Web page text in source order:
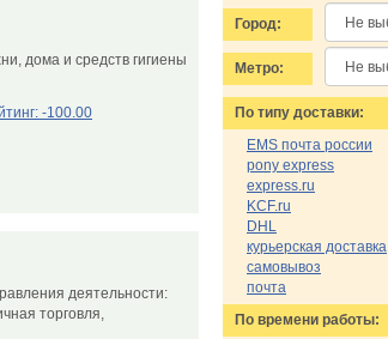
дома и средств гигиены
-100.00
деятельности:
торговля,
Город:
Метро:
По типу доставки:
EMS почта россии
pony express
express.ru
KCF.ru
DHL
курьерская доставка
самовывоз
почта
По времени работы: